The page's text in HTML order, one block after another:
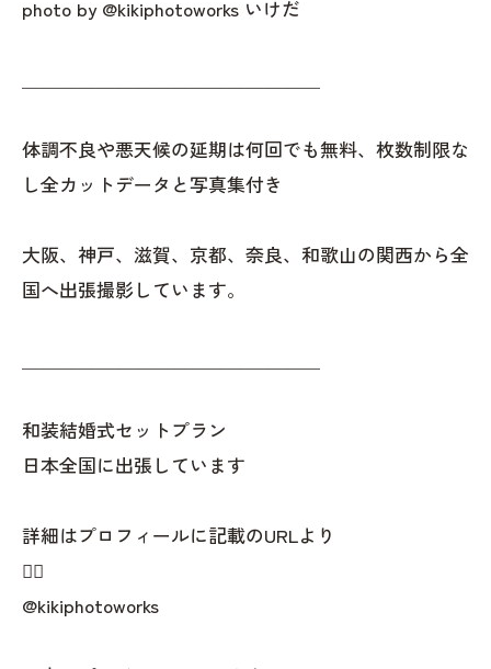
photo by @kikiphotoworks いけだ
体調不良や悪天候の延期は何回でも無料、枚数制限な
し全カットデータと写真集付き
大阪、神戸、滋賀、京都、奈良、和歌山の関西から全
国へ出張撮影しています。
和装結婚式セットプラン
日本全国に出張しています
詳細はプロフィールに記載のURLより
👇🏻
@kikiphotoworks